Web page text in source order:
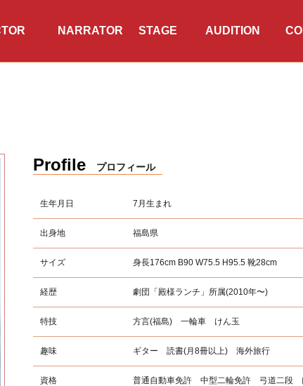
レント
NARRATOR
ナレーター
STAGE
公演情報
AUDITION
オーディション
TWITTERINSTAGRAM
Profile プロフィール
生年月日 7月生まれ
出身地 福島県
サイズ 身長176cm B90 W75.5 H95.5 靴28cm
経歴 劇団「殿様ランチ」所属(2010年〜)
特技 方言(福島) 一輪車 けん玉
趣味 ギター 読書(月8冊以上) 海外旅行
資格 普通自動車免許 中型二輪免許 弓道二段